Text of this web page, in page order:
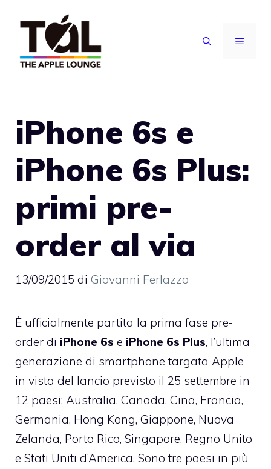
contenuto
MENU
iPhone 6s e
iPhone 6s Plus:
primi pre-
order al via
13/09/2015 di Giovanni Ferlazzo
È ufficialmente partita la prima fase pre-
order di iPhone 6s e iPhone 6s Plus, l’ultima
generazione di smartphone targata Apple
in vista del lancio previsto il 25 settembre in
12 paesi: Australia, Canada, Cina, Francia,
Germania, Hong Kong, Giappone, Nuova
Zelanda, Porto Rico, Singapore, Regno Unito
e Stati Uniti d’America. Sono tre paesi in più